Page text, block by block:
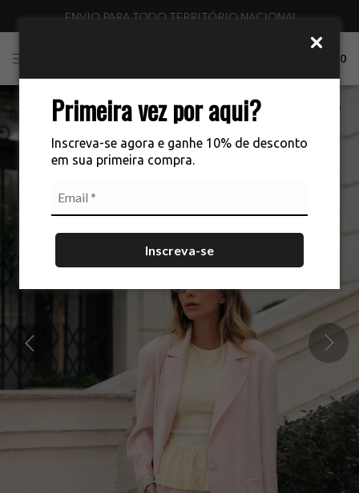
Primeira vez por aqui?
Inscreva-se agora e ganhe 10% de desconto
em sua primeira compra.
Inscreva-se
ENVIO PARA TODO TERRITÓRIO NACIONAL
0